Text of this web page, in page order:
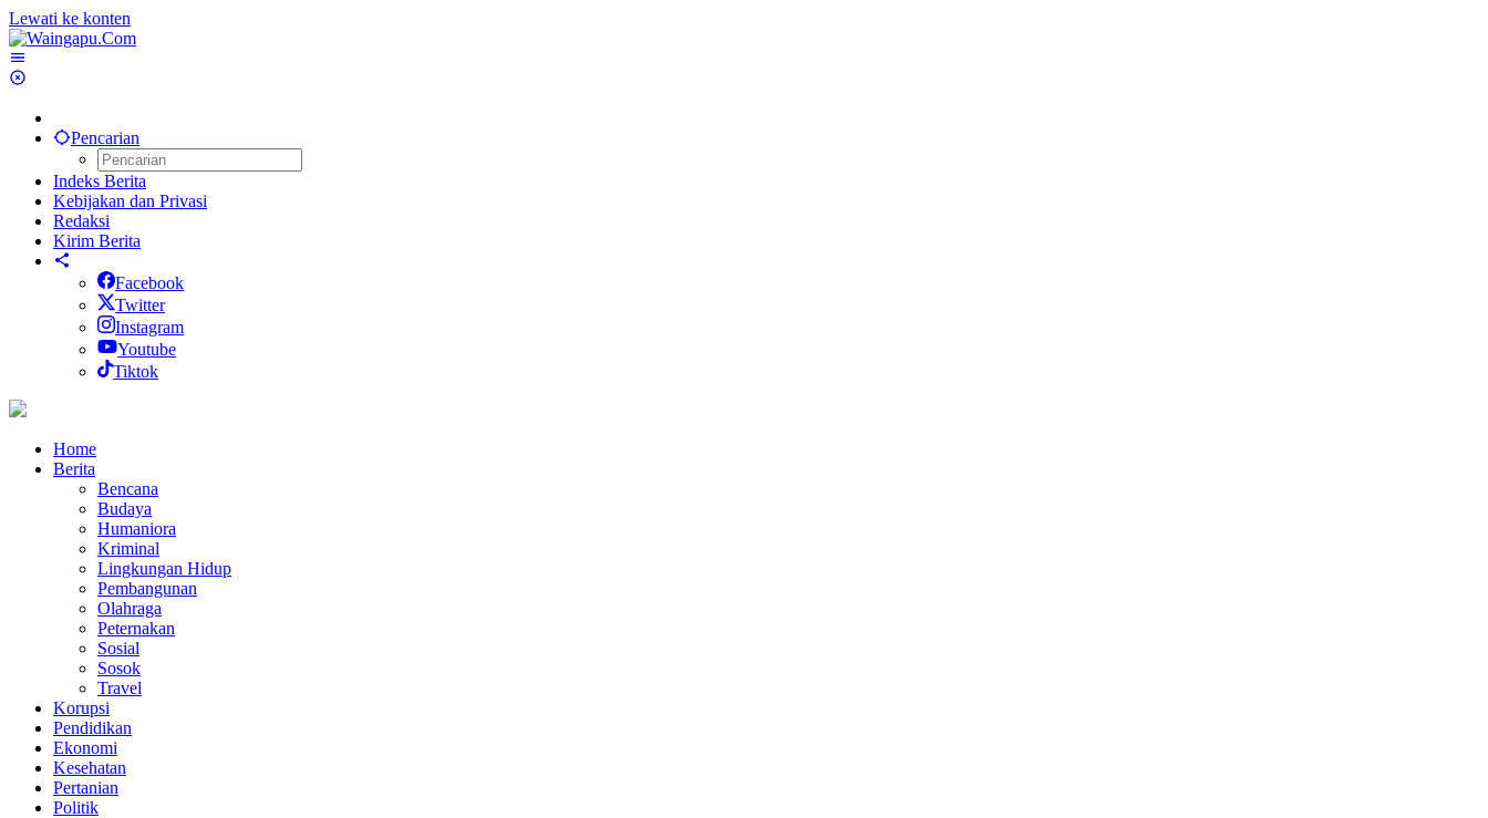
Lewati ke konten
Pencarian
Indeks Berita
Kebijakan dan Privasi
Redaksi
Kirim Berita
Facebook
Twitter
Instagram
Youtube
Tiktok
Home
Berita
Bencana
Budaya
Humaniora
Kriminal
Lingkungan Hidup
Pembangunan
Olahraga
Peternakan
Sosial
Sosok
Travel
Korupsi
Pendidikan
Ekonomi
Kesehatan
Pertanian
Politik